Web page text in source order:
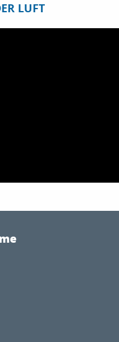
LUFT